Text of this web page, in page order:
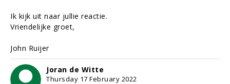
Ik kijk uit naar jullie reactie.
Vriendelijke groet,
John Ruijer
Joran de Witte
Thursday 17 February 2022